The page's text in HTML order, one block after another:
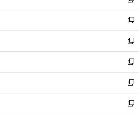
開
く
ウ
で
開
く
し
い
ウ
ィ
ン
ド
ウ
で
開
く
新
し
い
ウ
ィ
ン
ド
ウ
で
開
新
し
い
ウ
ィ
ン
ド
ウ
新
し
い
ウ
ィ
ン
新
し
い
ウ
新
し